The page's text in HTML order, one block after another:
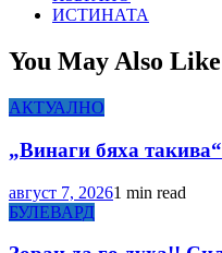
ИСТИНАТА
You May Also Like
АКТУАЛНО
„Винаги бяха
август 7, 20261 min read
БУЛЕВАРД